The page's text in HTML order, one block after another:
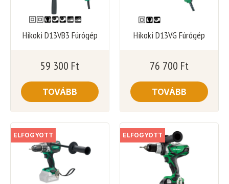
Hikoki D13VB3 Fúrógép
59 300 Ft
TOVÁBB
Hikoki D13VG Fúrógép
76 700 Ft
TOVÁBB
ELFOGYOTT ELFOGYOTT